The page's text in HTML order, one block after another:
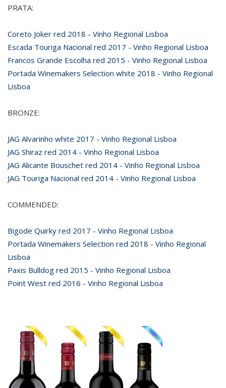
PRATA:
Coreto Joker red 2018 - Vinho Regional Lisboa
Escada Touriga Nacional red 2017 - Vinho Regional Lisboa
Francos Grande Escolha red 2015 - Vinho Regional Lisboa
Portada Winemakers Selection white 2018 - Vinho Regional
Lisboa
BRONZE:
JAG Alvarinho white 2017 - Vinho Regional Lisboa
JAG Shiraz red 2014 - Vinho Regional Lisboa
JAG Alicante Bouschet red 2014 - Vinho Regional Lisboa
JAG Touriga Nacional red 2014 - Vinho Regional Lisboa
COMMENDED:
Bigode Quirky red 2017 - Vinho Regional Lisboa
Portada Winemakers Selection red 2018 - Vinho Regional
Lisboa
Paxis Bulldog red 2015 - Vinho Regional Lisboa
Point West red 2016 - Vinho Regional Lisboa